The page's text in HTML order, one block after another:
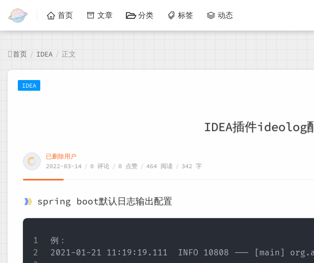
首页 文章 分类 标签 动态
首页 / IDEA / 正文
IDEA
IDEA插件ideolog
已删除用户
2022-03-14 / 0 评论 / 0 点赞 / 464 阅读 / 342 字
spring boot默认日志输出配置
例：
2021-01-21 11:19:19.111  INFO 10808 ---
[main]